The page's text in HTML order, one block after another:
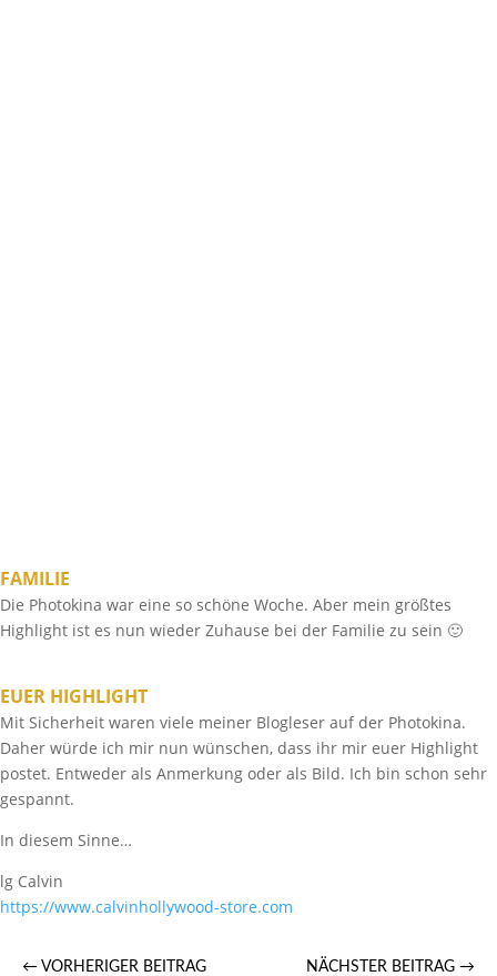
FAMILIE
Die Photokina war eine so schöne Woche. Aber mein größtes
Highlight ist es nun wieder Zuhause bei der Familie zu sein 🙂
EUER HIGHLIGHT
Mit Sicherheit waren viele meiner Blogleser auf der Photokina.
Daher würde ich mir nun wünschen, dass ihr mir euer Highlight
postet. Entweder als Anmerkung oder als Bild. Ich bin schon sehr
gespannt.
In diesem Sinne…
lg Calvin
https://​www.calvinhollywood-store.com
← VORHERIGER BEITRAG NÄCHSTER BEITRAG →